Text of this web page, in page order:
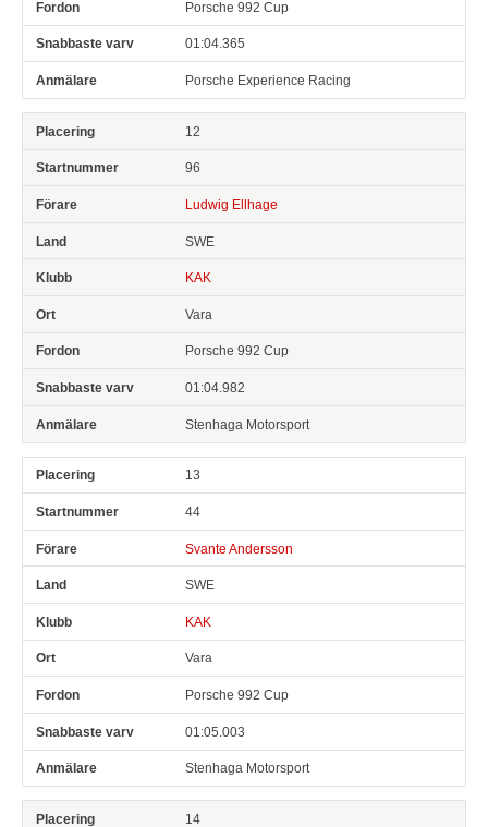
Porsche 992 Cup
01:04.365
Porsche Experience Racing
12
96
Ludwig Ellhage
SWE
KAK
Vara
Porsche 992 Cup
01:04.982
Stenhaga Motorsport
13
44
Svante Andersson
SWE
KAK
Vara
Porsche 992 Cup
01:05.003
Stenhaga Motorsport
14